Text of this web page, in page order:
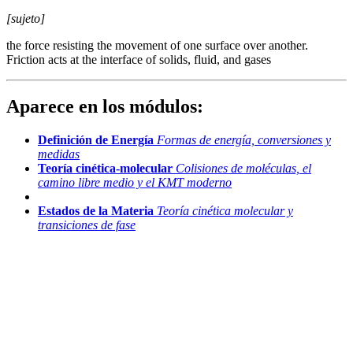
[sujeto]
the force resisting the movement of one surface over another.
Friction acts at the interface of solids, fluid, and gases
Aparece en los módulos:
Definición de Energía Formas de energía, conversiones y
medidas
Teoría cinética-molecular Colisiones de moléculas, el
camino libre medio y el KMT moderno
Estados de la Materia Teoría cinética molecular y
transiciones de fase